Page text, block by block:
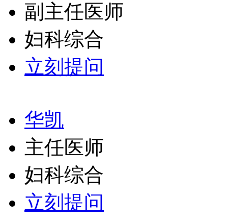
副主任医师
妇科综合
立刻提问
华凯
主任医师
妇科综合
立刻提问